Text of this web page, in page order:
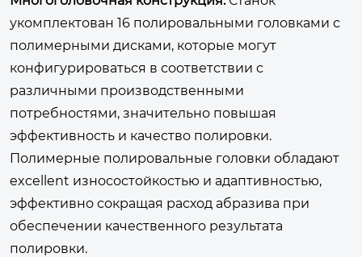
укомплектован 16 полировальными головками с
полимерными дисками, которые могут
конфигурироваться в соответствии с
различными производственными
потребностями, значительно повышая
эффективность и качество полировки.
Полимерные полировальные головки обладают
excellent износостойкостью и адаптивностью,
эффективно сокращая расход абразива при
обеспечении качественного результата
полировки.